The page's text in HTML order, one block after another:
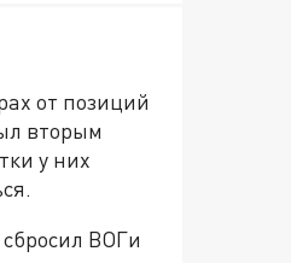
от позиций
вторым
у них
ВОГи